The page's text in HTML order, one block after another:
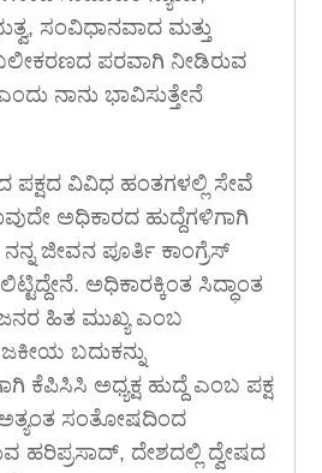
ಸಂವಿಧಾನವಾದ ಮತ್ತು
ಪರವಾಗಿ ನೀಡಿರುವ
ನಾನು ಭಾವಿಸುತ್ತೇನೆ
ಪಕ್ಷದ ವಿವಿಧ ಹಂತಗಳಲ್ಲಿ ಸೇವೆ
ಅಧಿಕಾರದ ಹುದ್ದೆಗಳಿಗಾಗಿ
ಜೀವನ ಪೂರ್ತಿ ಕಾಂಗ್ರೆಸ್
ಅಧಿಕಾರಕ್ಕಿಂತ ಸಿದ್ಧಾಂತ
ಜನರ ಹಿತ ಮುಖ್ಯ ಎಂಬ
ಬದುಕನ್ನು
ಕೆಪಿಸಿಸಿ ಅಧ್ಯಕ್ಷ ಹುದ್ದೆ ಎಂಬ ಪಕ್ಷ
ಅತ್ಯಂತ ಸಂತೋಷದಿಂದ
ಹರಿಪ್ರಸಾದ್, ದೇಶದಲ್ಲಿ ದ್ವೇಷದ